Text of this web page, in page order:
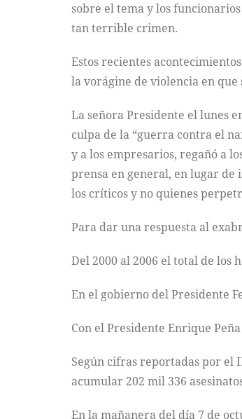
sobre el tema y los
tan terrible crimen.
Estos recientes
la vorágine de violencia en
La señora Presidente el lunes
culpa de la “guerra contra el
y a los empresarios, regañó a
prensa en general, en lugar de
los críticos y no quienes
Para dar una respuesta al
Del 2000 al 2006 el total de los
En el gobierno del Presidente
Con el Presidente Enrique
Según cifras reportadas por el
acumular 202 mil 336
En la mañanera del día 7 de